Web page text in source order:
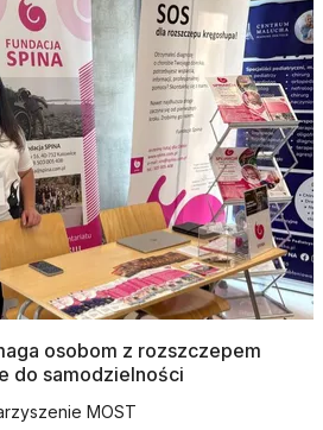
osobom z rozszczepem
do samodzielności
MOST